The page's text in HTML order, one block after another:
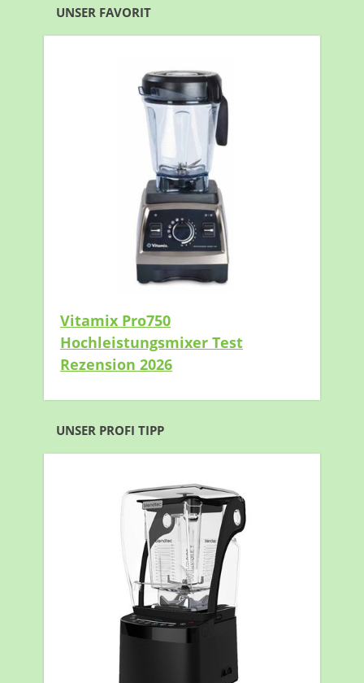
UNSER FAVORIT
Vitamix Pro750
Hochleistungsmixer Test
Rezension 2026
UNSER PROFI TIPP